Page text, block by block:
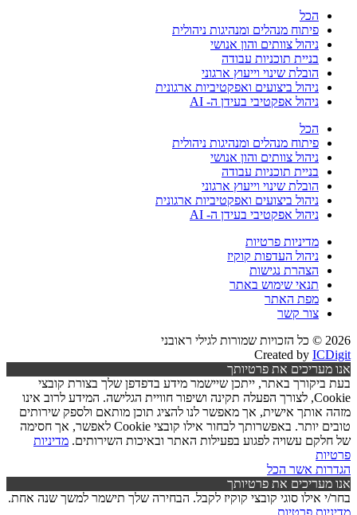
הכל
פיתוח מנהלים ומנהיגות ניהולית
ניהול צוותים והון אנושי
בניית תוכניות עבודה
הובלת שינוי וייעוץ ארגוני
ניהול ביצועים ואפקטיביות ארגונית
ניהול אפקטיבי בעידן ה- AI
הכל
פיתוח מנהלים ומנהיגות ניהולית
ניהול צוותים והון אנושי
בניית תוכניות עבודה
הובלת שינוי וייעוץ ארגוני
ניהול ביצועים ואפקטיביות ארגונית
ניהול אפקטיבי בעידן ה- AI
מדיניות פרטיות
ניהול העדפות קוקיז
הצהרת נגישות
תנאי שימוש באתר
מפת האתר
צור קשר
2026 © כל הזכויות שמורות לגילי ראובני
Created by ICDigit
אנו מעריכים את פרטיותך
בעת ביקורך באתר, ייתכן שיישמר מידע בדפדפן שלך בצורת קובצי
Cookie, לצורך הפעלה תקינה ושיפור חוויית הגלישה. המידע לרוב אינו
מזהה אותך אישית, אך מאפשר לנו להציג תוכן מותאם ולספק שירותים
טובים יותר. באפשרותך לבחור אילו קובצי Cookie לאפשר, אך חסימה
של חלקם עשויה לפגוע בפעילות האתר ובאיכות השירותים. מדיניות
פרטיות
הגדרות אשר הכל
אנו מעריכים את פרטיותך
בחר/י אילו סוגי קובצי קוקיז לקבל. הבחירה שלך תישמר למשך שנה אחת.